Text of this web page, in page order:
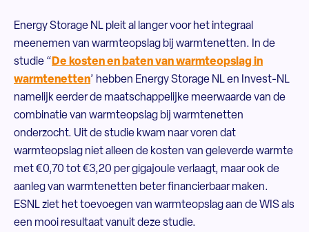
Energy Storage NL pleit al langer voor het integraal
meenemen van warmteopslag bij warmtenetten. In de
studie “ De kosten en baten van warmteopslag in
warmtenetten’ hebben Energy Storage NL en Invest-NL
namelijk eerder de maatschappelijke meerwaarde van de
combinatie van warmteopslag bij warmtenetten
onderzocht. Uit de studie kwam naar voren dat
warmteopslag niet alleen de kosten van geleverde warmte
met €0,70 tot €3,20 per gigajoule verlaagt, maar ook de
aanleg van warmtenetten beter financierbaar maken.
ESNL ziet het toevoegen van warmteopslag aan de WIS als
een mooi resultaat vanuit deze studie.